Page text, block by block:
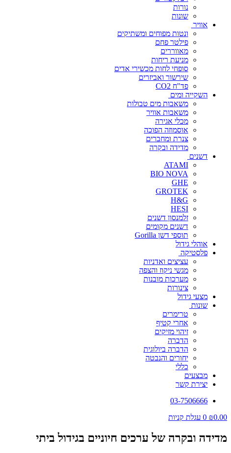
נורות
שונות
אוויר
ונטות מפוחים ומשתיקים
פילטר פחם
מאווררים
מניעת ריחות
סופחי לחות מכשירי אדים
שירשור ואביזרים
פד"ח CO2
השקייה ומים
משאבות מים טבולות
משאבות אוויר
מכלי אגירה
אוסמוזה הפוכה
צנרת ומחברים
מדידה ובקרה
דשנים
ATAMI
BIO NOVA
GHE
GROTEK
H&G
HESI
זלמנסון דשנים
דשנים מקומים
תוספי דשן Gorilla
אוהלי גידול
פלסטיקה
עציצים ואדניות
מגשי ניקוז והצפה
מערכות מובנות
צינורות
מצעי גידול
שונות
טרימרים
אחרי קטיף
זיהוי מזיקים
הדברה
הדברה ביולוגית
יחורים והנבטה
כללי
מבצעים
יצירת קשר
03-7506666
₪0.00
0 עגלת קניות
מדידה ובקרה של ערכים חיוניים בגידול ביתי